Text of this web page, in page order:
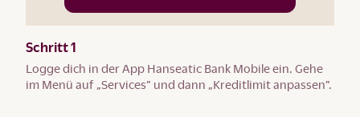
Schritt 1
Logge dich in der App Hanseatic Bank Mobile ein. Gehe
im Menü auf „Services” und dann „Kreditlimit anpassen”.